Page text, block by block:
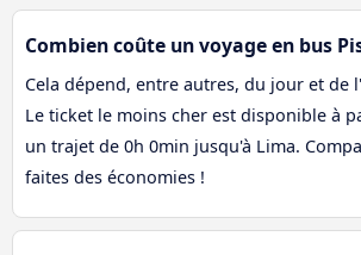
Combien coûte un voyage en bus
Cela dépend, entre autres, du jour et de
Le ticket le moins cher est disponible à
un trajet de 0h 0min jusqu'à Lima.
faites des économies !